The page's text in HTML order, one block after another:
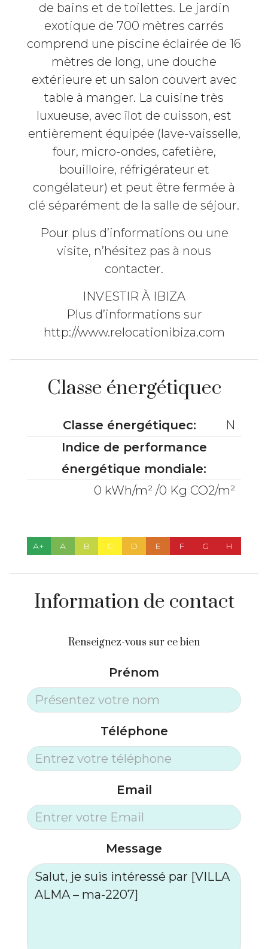
de bains et de toilettes. Le jardin
exotique de 700 mètres carrés
comprend une piscine éclairée de 16
mètres de long, une douche
extérieure et un salon couvert avec
table à manger. La cuisine très
luxueuse, avec îlot de cuisson, est
entièrement équipée (lave-vaisselle,
four, micro-ondes, cafetière,
bouilloire, réfrigérateur et
congélateur) et peut être fermée à
clé séparément de la salle de séjour.
Pour plus d’informations ou une
visite, n’hésitez pas à nous
contacter.
INVESTIR À IBIZA
Plus d’informations sur
http://www.relocationibiza.com
Classe énergétiquec
Classe énergétiquec:
N
Indice de performance
énergétique mondiale:
0 kWh/m² /0 Kg CO2/m²
A+ A B C D E F G H
Information de contact
Renseignez-vous sur ce bien
Prénom
Téléphone
Email
Message